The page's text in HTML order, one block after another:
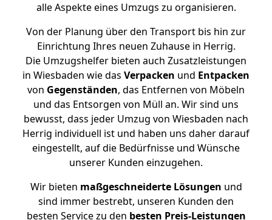
alle Aspekte eines Umzugs zu organisieren.
Von der Planung über den Transport bis hin zur
Einrichtung Ihres neuen Zuhause in Herrig.
Die Umzugshelfer bieten auch Zusatzleistungen
in Wiesbaden wie das Verpacken und Entpacken
von Gegenständen, das Entfernen von Möbeln
und das Entsorgen von Müll an. Wir sind uns
bewusst, dass jeder Umzug von Wiesbaden nach
Herrig individuell ist und haben uns daher darauf
eingestellt, auf die Bedürfnisse und Wünsche
unserer Kunden einzugehen.
Wir bieten maßgeschneiderte Lösungen und
sind immer bestrebt, unseren Kunden den
besten Service zu den besten Preis-Leistungen